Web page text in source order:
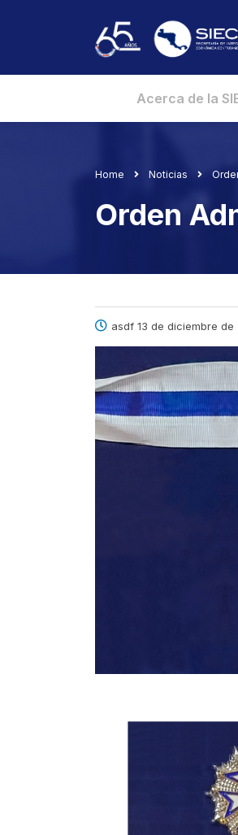
Acerca de la
Home Noticias
Orden
asdf 13 de diciembre de